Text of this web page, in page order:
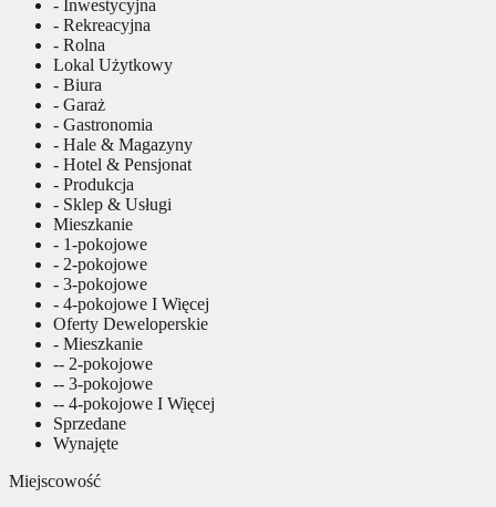
- Inwestycyjna
- Rekreacyjna
- Rolna
Lokal Użytkowy
- Biura
- Garaż
- Gastronomia
- Hale & Magazyny
- Hotel & Pensjonat
- Produkcja
- Sklep & Usługi
Mieszkanie
- 1-pokojowe
- 2-pokojowe
- 3-pokojowe
- 4-pokojowe I Więcej
Oferty Deweloperskie
- Mieszkanie
-- 2-pokojowe
-- 3-pokojowe
-- 4-pokojowe I Więcej
Sprzedane
Wynajęte
Miejscowość